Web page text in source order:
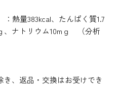
熱量383kcal、たんぱく質1.7
、ナトリウム10mｇ （分析
、返品・交換はお受けでき